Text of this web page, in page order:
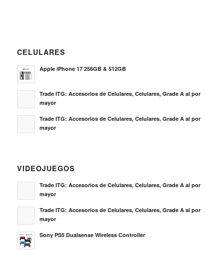
CELULARES
Apple iPhone 17 256GB & 512GB
Trade ITG: Accesorios de Celulares, Celulares, Grade A al por
mayor
Trade ITG: Accesorios de Celulares, Celulares, Grade A al por
mayor
VIDEOJUEGOS
Trade ITG: Accesorios de Celulares, Celulares, Grade A al por
mayor
Trade ITG: Accesorios de Celulares, Celulares, Grade A al por
mayor
Sony PS5 Dualsense Wireless Controller